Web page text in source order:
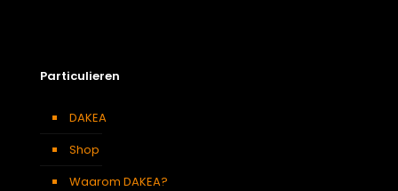
Particulieren
DAKEA
Shop
Waarom DAKEA?